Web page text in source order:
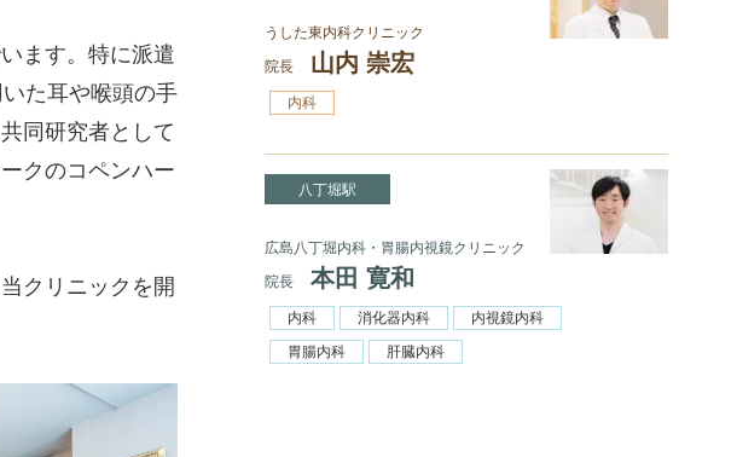
ます。特に派遣
た耳や喉頭の手
同研究者として
クのコペンハー
クリニックを開
うした東内科クリニック
院長
山内 崇宏
内科
八丁堀駅
広島八丁堀内科・胃腸内視鏡クリニック
院長
本田 寛和
内科 消化器内科
内視鏡内科
胃腸内科
肝臓内科